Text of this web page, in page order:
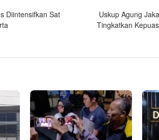
Diintensifkan Sat
Uskup Agung
Tingkatkan